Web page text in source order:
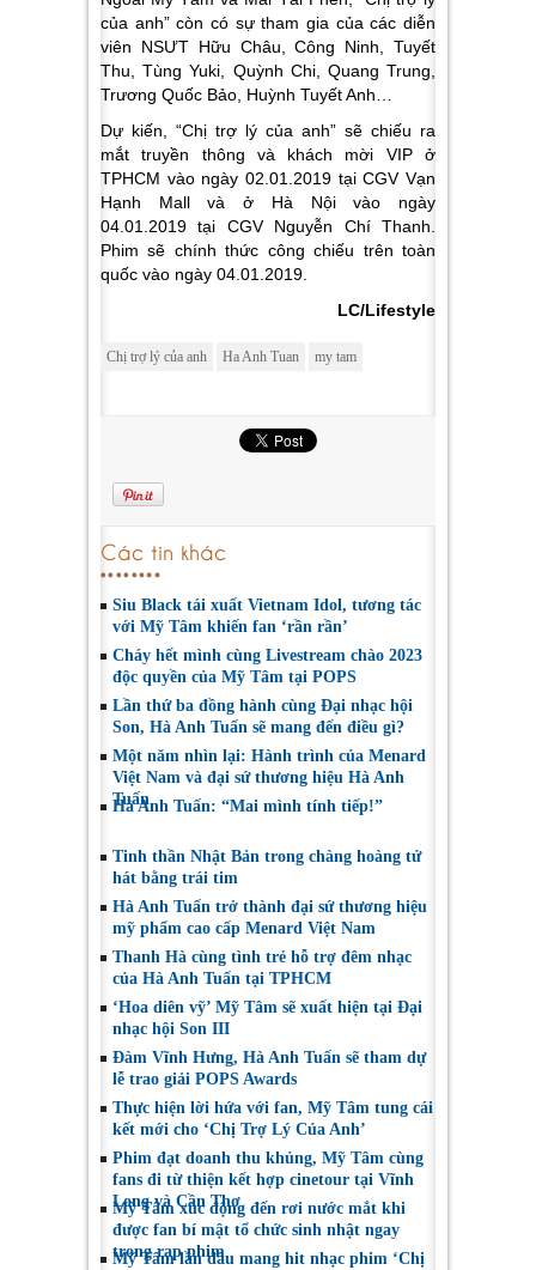
của anh” còn có sự tham gia của các diễn
viên NSƯT Hữu Châu, Công Ninh, Tuyết
Thu, Tùng Yuki, Quỳnh Chi, Quang Trung,
Trương Quốc Bảo, Huỳnh Tuyết Anh…
Dự kiến, “Chị trợ lý của anh” sẽ chiếu ra
mắt truyền thông và khách mời VIP ở
TPHCM vào ngày 02.01.2019 tại CGV Vạn
Hạnh Mall và ở Hà Nội vào ngày
04.01.2019 tại CGV Nguyễn Chí Thanh.
Phim sẽ chính thức công chiếu trên toàn
quốc vào ngày 04.01.2019.
LC/Lifestyle
Chị trợ lý của anh Ha Anh Tuan my tam
Các tin khác
Siu Black tái xuất Vietnam Idol, tương tác
với Mỹ Tâm khiến fan ‘rần rần’
Cháy hết mình cùng Livestream chào 2023
độc quyền của Mỹ Tâm tại POPS
Lần thứ ba đồng hành cùng Đại nhạc hội
Son, Hà Anh Tuấn sẽ mang đến điều gì?
Một năm nhìn lại: Hành trình của Menard
Việt Nam và đại sứ thương hiệu Hà Anh
Tuấn
Hà Anh Tuấn: “Mai mình tính tiếp!”
Tinh thần Nhật Bản trong chàng hoàng tử
hát bằng trái tim
Hà Anh Tuấn trở thành đại sứ thương hiệu
mỹ phẩm cao cấp Menard Việt Nam
Thanh Hà cùng tình trẻ hỗ trợ đêm nhạc
của Hà Anh Tuấn tại TPHCM
‘Hoa diên vỹ’ Mỹ Tâm sẽ xuất hiện tại Đại
nhạc hội Son III
Đàm Vĩnh Hưng, Hà Anh Tuấn sẽ tham dự
lễ trao giải POPS Awards
Thực hiện lời hứa với fan, Mỹ Tâm tung cái
kết mới cho ‘Chị Trợ Lý Của Anh’
Phim đạt doanh thu khủng, Mỹ Tâm cùng
fans đi từ thiện kết hợp cinetour tại Vĩnh
Long và Cần Thơ
Mỹ Tâm xúc động đến rơi nước mắt khi
được fan bí mật tổ chức sinh nhật ngay
trong rạp phim
Mỹ Tâm lần đầu mang hit nhạc phim ‘Chị